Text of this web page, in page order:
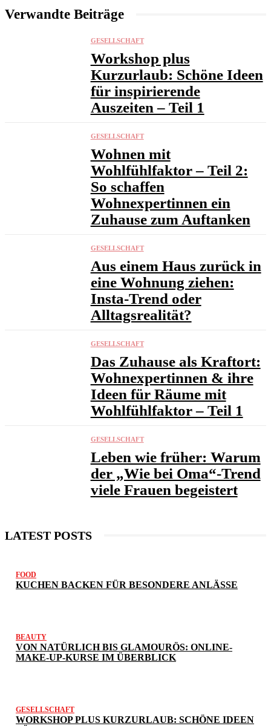
Verwandte Beiträge
GESELLSCHAFT
Workshop plus
Kurzurlaub: Schöne Ideen
für inspirierende
Auszeiten – Teil 1
GESELLSCHAFT
Wohnen mit
Wohlfühlfaktor – Teil 2:
So schaffen
Wohnexpertinnen ein
Zuhause zum Auftanken
GESELLSCHAFT
Aus einem Haus zurück in
eine Wohnung ziehen:
Insta-Trend oder
Alltagsrealität?
GESELLSCHAFT
Das Zuhause als Kraftort:
Wohnexpertinnen & ihre
Ideen für Räume mit
Wohlfühlfaktor – Teil 1
GESELLSCHAFT
Leben wie früher: Warum
der „Wie bei Oma“-Trend
viele Frauen begeistert
LATEST POSTS
FOOD
KUCHEN BACKEN FÜR BESONDERE ANLÄSSE
BEAUTY
VON NATÜRLICH BIS GLAMOURÖS: ONLINE-
MAKE-UP-KURSE IM ÜBERBLICK
GESELLSCHAFT
WORKSHOP PLUS KURZURLAUB: SCHÖNE IDEEN